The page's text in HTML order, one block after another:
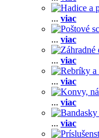
... viac
... viac
... viac
... viac
... viac
... viac